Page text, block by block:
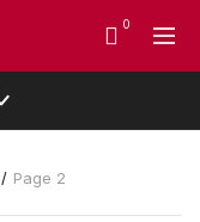
0
Page 2